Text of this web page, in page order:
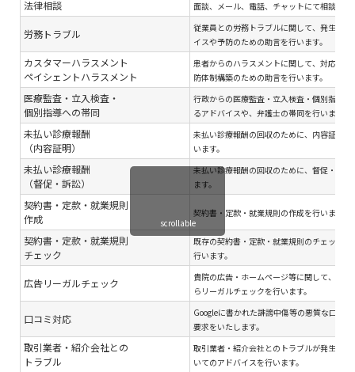
法律相談
面談、メール、電話、チャットにて相談対応
労務トラブル
従業員との労務トラブルに関して、発生後の
イスや予防のための助言を行います。
カスタマーハラスメント
ペイシェントハラスメント
患者からのハラスメントに関して、対応のア
防体制構築のための助言を行います。
医療監査・立入検査・
個別指導への帯同
行政からの医療監査・立入検査・個別指導へ
るアドバイスや、弁護士の帯同を行います。
未払い診療報酬
（内容証明）
未払い診療報酬の回収のために、内容証明郵
います。
未払い診療報酬
（督促・訴訟）
未払い診療報酬の回収のために、督促・訴訟
ます。
契約書・定款・就業規則
作成
契約書・定款・就業規則の作成を行います。
契約書・定款・就業規則
チェック
既存の契約書・定款・就業規則のチェック・
行います。
広告リーガルチェック
貴院の広告・ホームページ等に関して、関連
らリーガルチェックを行います。
口コミ対応
Googleに書かれた誹謗中傷等の悪質な口コ
要求をいたします。
取引業者・紹介会社との
トラブル
取引業者・紹介会社とのトラブルが発生した
いてのアドバイスを行います。
scrollable